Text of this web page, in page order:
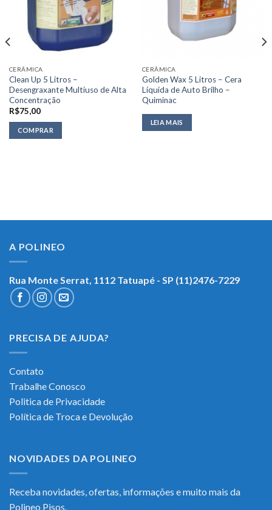
CERÂMICA
Clean Up 5 Litros –
Desengraxante Multiuso de Alta
Concentração
R$75,00
COMPRAR
CERÂMICA
Golden Wax 5 Litros – Cera
Líquida de Auto Brilho –
Quiminac
LEIA MAIS
A POLINEO
Rua Monte Serrat, 1112 Tatuapé - SP (11)2476-7229
PRECISA DE AJUDA?
Contato
Trabalhe Conosco
Politica de Privacidade
Política de Troca e Devolução
NOVIDADES DA POLINEO
Receba novidades, ofertas, informações e muito mais da
Polineo Pisos.